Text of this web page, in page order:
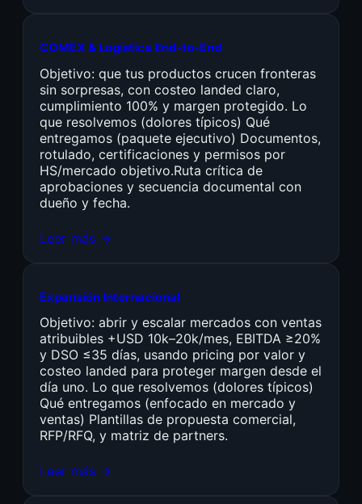
COMEX & Logística End-to-End
Objetivo: que tus productos crucen fronteras
sin sorpresas, con costeo landed claro,
cumplimiento 100% y margen protegido. Lo
que resolvemos (dolores típicos) Qué
entregamos (paquete ejecutivo) Documentos,
rotulado, certificaciones y permisos por
HS/mercado objetivo.Ruta crítica de
aprobaciones y secuencia documental con
dueño y fecha.
Leer más →
Expansión Internacional
Objetivo: abrir y escalar mercados con ventas
atribuibles +USD 10k–20k/mes, EBITDA ≥20%
y DSO ≤35 días, usando pricing por valor y
costeo landed para proteger margen desde el
día uno. Lo que resolvemos (dolores típicos)
Qué entregamos (enfocado en mercado y
ventas) Plantillas de propuesta comercial,
RFP/RFQ, y matriz de partners.
Leer más →